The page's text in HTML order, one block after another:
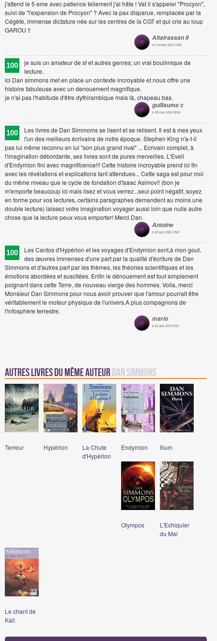
j'attend le 5 eme avec patience tellement j'ai hâte ! Vat il s'appeler "Procyon",
suivi de "l'expansion de Procyon" ? Avec la pax disparue, remplacée par la
Cégète, immense dictature née sur les centres de la CGT et qui crie au loup
GAROU !!
Altairassan II
le 3 octobre 2003 12h50
100
je suis un amateur de sf et autres genres; un vrai boulimique de
lecture.
ici Dan simmons met en place un contexte incroyable et nous offre une
histoire fabuleuse avec un denouement magnifique.
je n'ai pas l'habitude d'être dythirambique mais là, chapeau bas.
guillaume c
le 28 mars 2006 02h34
100
Les livres de Dan Simmoms se lisent et se relisent. Il est à mes yeux
l'un des meilleurs écrivains de notre époque. Stephen King n'a-t-il
pas lui même reconnu en lui "son plus grand rival" ... Ecrivain complet, à
l'imagination débordante, ses livres sont de pures merveilles. L'Eveil
d'Endymion fini avec magnificence!!! Cette histoire incroyable prend ici fin
avec les révélations et explications tant attendues... Cette saga est pour moi
du même niveau que le cycle de fondation d'Isaac Asimov!! (bon je
m'emporte beaucoup ici mais lisez et vous verrez...seul point négatif, soyez
en forme pour vos lectures, certains paragraphes demandent au moins une
double lecture) laissez votre imagination voyager aussi loin que nulle autre
chose que la lecture peux vous emporter! Merci Dan.
Antoine
le 28 août 2006 17h05
100
Les Cantos d'Hypérion et les voyages d'Endymion sont,à mon gout,
des œuvres immenses d'une part par la qualité d'écriture de Dan
Simmons et d'autres part par les thèmes, les théories scientifiques et les
émotions abordées et suscitées. Enfin le dénouement est tout simplement
poignant dans cette Terre, de nouveau vierge des hommes. Voila, merci
Monsieur Dan Simmons pour nous avoir prouver que l'amour pourrait être
véritablement le moteur physique de l'univers.A plus compagnons de
l'infosphère terrestre.
mario
le 22 août 2010 21h51
Autres Livres du même auteurDan Simmons
Terreur Hypérion
La Chute
d'Hypérion
Endymion Ilium
Olympos
L'Echiquier
du Mal
Le chant de
Kali